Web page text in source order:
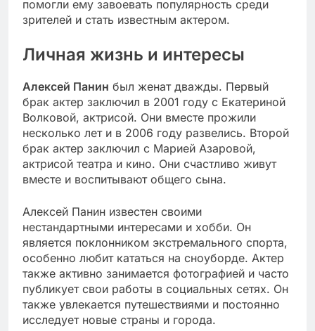
помогли ему завоевать популярность среди
зрителей и стать известным актером.
Личная жизнь и интересы
Алексей Панин был женат дважды. Первый
брак актер заключил в 2001 году с Екатериной
Волковой, актрисой. Они вместе прожили
несколько лет и в 2006 году развелись. Второй
брак актер заключил с Марией Азаровой,
актрисой театра и кино. Они счастливо живут
вместе и воспитывают общего сына.
Алексей Панин известен своими
нестандартными интересами и хобби. Он
является поклонником экстремального спорта,
особенно любит кататься на сноуборде. Актер
также активно занимается фотографией и часто
публикует свои работы в социальных сетях. Он
также увлекается путешествиями и постоянно
исследует новые страны и города.